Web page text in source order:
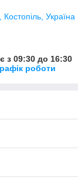
Україна
з 09:30 до 16:30
роботи